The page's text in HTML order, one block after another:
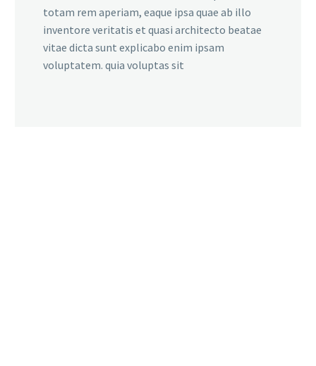
totam rem aperiam, eaque ipsa quae ab illo
inventore veritatis et quasi architecto beatae
vitae dicta sunt explicabo enim ipsam
voluptatem. quia voluptas sit